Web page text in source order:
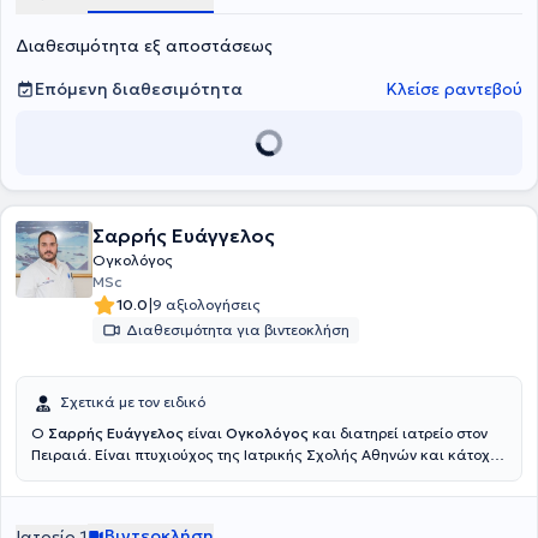
Διαθεσιμότητα εξ αποστάσεως
Επόμενη διαθεσιμότητα
Κλείσε ραντεβού
Σαρρής Ευάγγελος
Ογκολόγος
MSc
10.0|9 αξιολογήσεις
Διαθεσιμότητα για βιντεοκλήση
Σχετικά με τον ειδικό
Ο Σαρρής Ευάγγελος είναι Ογκολόγος και διατηρεί ιατρείο στον
Πειραιά. Είναι πτυχιούχος της Ιατρικής Σχολής Αθηνών και κάτοχος
από την Ιατρική Σχολή του Εθνικού και Καποδιστριακού